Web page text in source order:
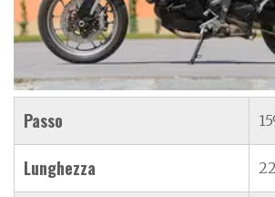
Passo
Lunghezza